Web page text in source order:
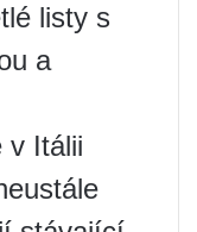
listy s
a
v Itálii